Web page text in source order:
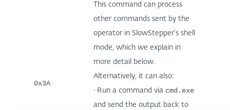
0x3A
This command can process
other commands sent by the
operator in SlowStepper’s shell
mode, which we explain in
more detail below.
Alternatively, it can also:
· Run a command via cmd.exe
and send the output back to